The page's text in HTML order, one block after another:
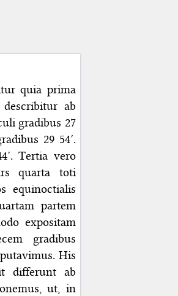
quia prima
ab
gradibus 27
29 54′.
Tertia vero
quarta toti
equinoctialis
partem
expositam
gradibus
His
differunt ab
ut, in